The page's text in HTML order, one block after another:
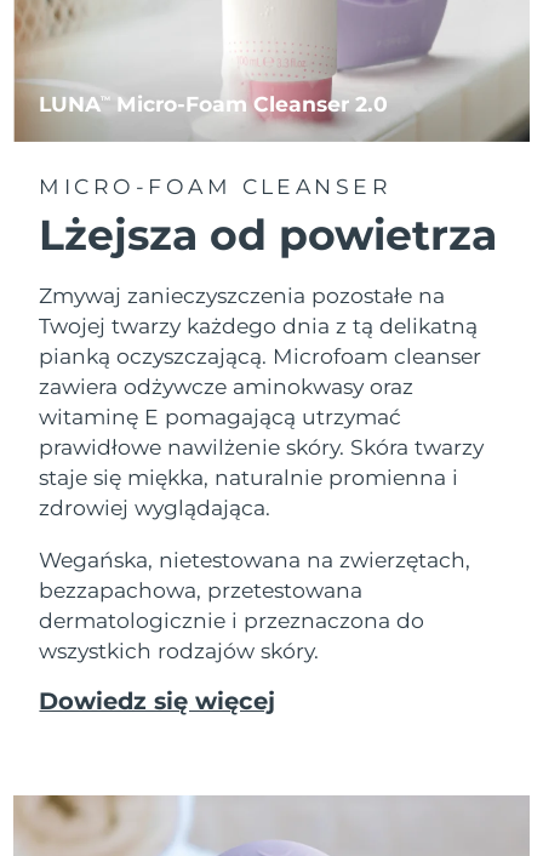
LUNATM Micro-Foam Cleanser 2.0
MICRO-FOAM CLEANSER
Lżejsza od powietrza
Zmywaj zanieczyszczenia pozostałe na
Twojej twarzy każdego dnia z tą delikatną
pianką oczyszczającą. Microfoam cleanser
zawiera odżywcze aminokwasy oraz
witaminę E pomagającą utrzymać
prawidłowe nawilżenie skóry. Skóra twarzy
staje się miękka, naturalnie promienna i
zdrowiej wyglądająca.
Wegańska, nietestowana na zwierzętach,
bezzapachowa, przetestowana
dermatologicznie i przeznaczona do
wszystkich rodzajów skóry.
Dowiedz się więcej